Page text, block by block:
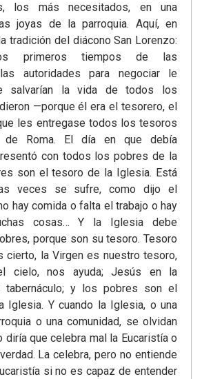
los más necesitados, en una
joyas de la parroquia. Aquí, en
tradición del diácono San Lorenzo:
primeros tiempos de las
autoridades para negociar le
salvarían la vida de todos los
—porque él era el tesorero, el
les entregase todos los tesoros
Roma. El día en que debía
con todos los pobres de la
son el tesoro de la Iglesia. Está
veces se sufre, como dijo el
hay comida o falta el trabajo o hay
cosas… Y la Iglesia debe
porque son su tesoro. Tesoro
cierto, la Virgen es nuestro tesoro,
cielo, nos ayuda; Jesús en la
tabernáculo; y los pobres son el
Iglesia. Y cuando la Iglesia, o una
o una comunidad, se olvidan
que celebra mal la Eucaristía o
La celebra, pero no entiende
si no es capaz de entender